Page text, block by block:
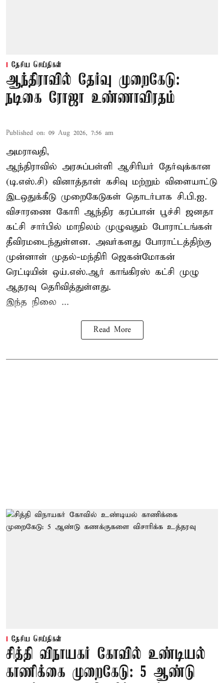
தேசிய செய்திகள்
ஆந்திராவில் தேர்வு முறைகேடு:
நடிகை ரோஜா உண்ணாவிரதம்
Published on: 09 Aug 2026, 7:56 am
அமராவதி,
ஆந்திராவில் அரசுப்பள்ளி ஆசிரியர் தேர்வுக்கான
(டி.எஸ்.சி) வினாத்தாள் கசிவு மற்றும் விளையாட்டு
இடஒதுக்கீடு முறைகேடுகள் தொடர்பாக சி.பி.ஐ.
விசாரணை கோரி ஆந்திர கரப்பான் பூச்சி ஜனதா
கட்சி சார்பில் மாநிலம் முழுவதும் போராட்டங்கள்
தீவிரமடைந்துள்ளன. அவர்களது போராட்டத்திற்கு
முன்னாள் முதல்-மந்திரி ஜெகன்மோகன்
ரெட்டியின் ஒய்.எஸ்.ஆர் காங்கிரஸ் கட்சி முழு
ஆதரவு தெரிவித்துள்ளது.
இந்த நிலை ...
Read More
தேசிய செய்திகள்
சித்தி விநாயகர் கோவில் உண்டியல்
காணிக்கை முறைகேடு: 5 ஆண்டு